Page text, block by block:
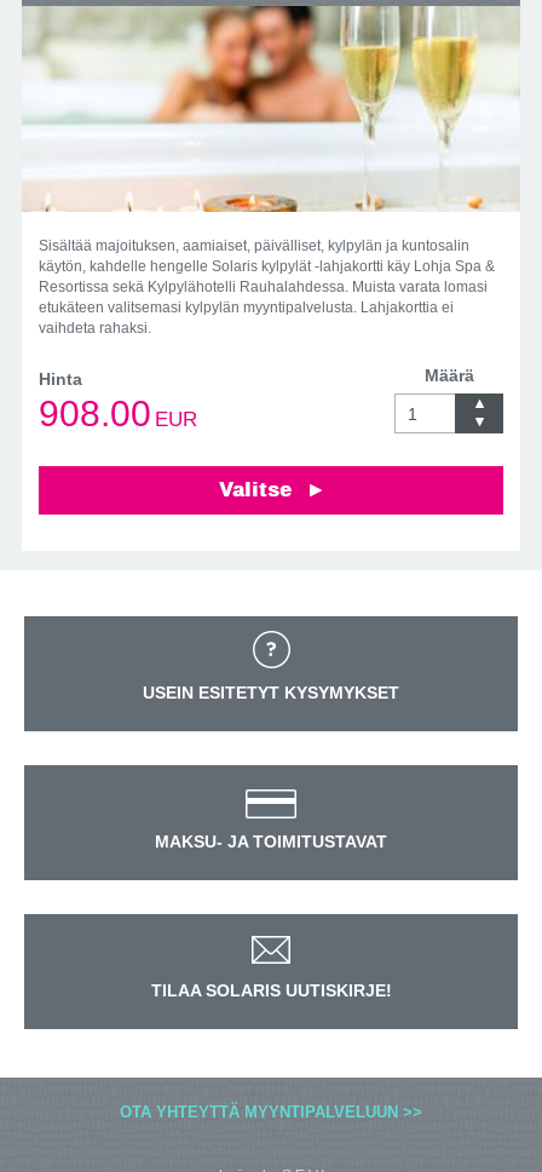
Sisältää majoituksen, aamiaiset, päivälliset, kylpylän ja kuntosalin
käytön, kahdelle hengelle Solaris kylpylät -lahjakortti käy Lohja Spa &
Resortissa sekä Kylpylähotelli Rauhalahdessa. Muista varata lomasi
etukäteen valitsemasi kylpylän myyntipalvelusta. Lahjakorttia ei
vaihdeta rahaksi.
Hinta
908.00 EUR
Määrä
Valitse
USEIN ESITETYT KYSYMYKSET
MAKSU- JA TOIMITUSTAVAT
TILAA SOLARIS UUTISKIRJE!
OTA YHTEYTTÄ MYYNTIPALVELUUN >>